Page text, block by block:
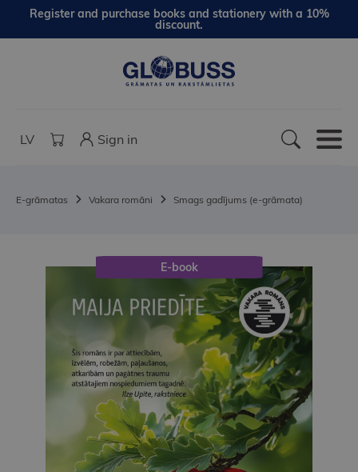
Register and purchase books and stationery with a 10%
discount.
LV Sign in
E-grāmatas Vakara romāni Smags gadījums (e-grāmata)
E-book